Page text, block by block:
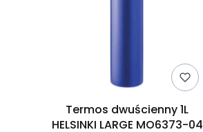
Termos dwuścienny 1L
HELSINKI LARGE MO6373-04